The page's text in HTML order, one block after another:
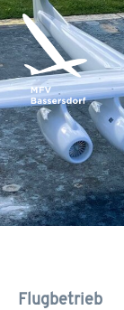
Flugbetrieb